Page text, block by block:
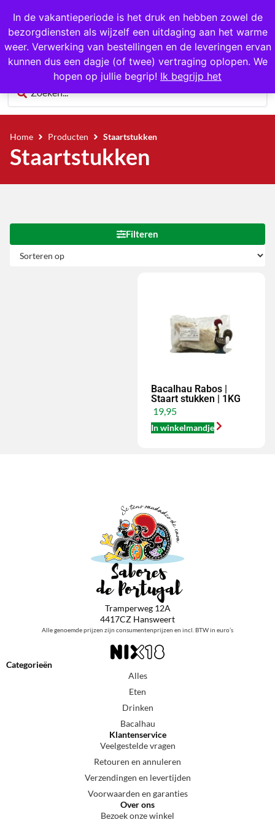
In de vakantieperiode is het druk en hebben zowel de
bezorgdiensten als wijzelf een uitdaging aan het warme
weer. Verwerking van bestellingen en de leveringen ervan
kunnen dus een dagje (of twee) vertraging oplopen. We
hopen op jullie begrip! Ik begrijp het
1000+ producten op voorraad
0
Home Producten Staartstukken
Staartstukken
Filteren
Bacalhau Rabos |
Staart stukken | 1KG
19,95
In winkelmandje
Tramperweg 12A
4417CZ Hansweert
Alle genoemde prijzen zijn consumentenprijzen en incl. BTW in euro’s
Categorieën
Alles
Eten
Drinken
Bacalhau
Klantenservice
Veelgestelde vragen
Retouren en annuleren
Verzendingen en levertijden
Voorwaarden en garanties
Over ons
Bezoek onze winkel